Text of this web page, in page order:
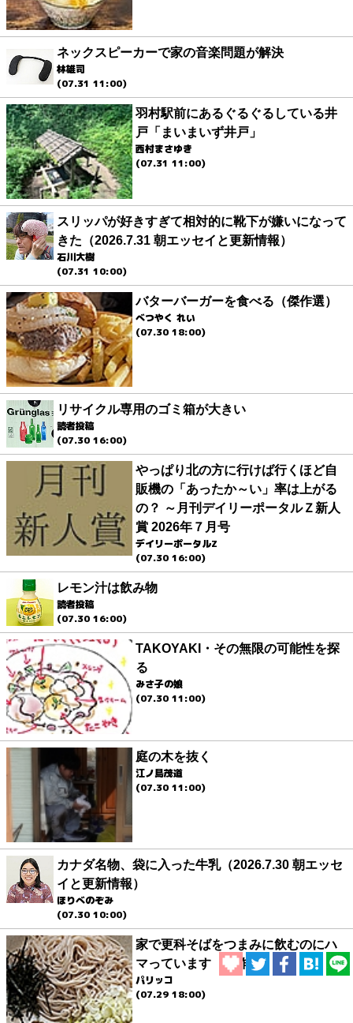
ネックスピーカーで家の音楽問題が解決
林雄司
(07.31 11:00)
羽村駅前にあるぐるぐるしている井
戸「まいまいず井戸」
西村まさゆき
(07.31 11:00)
スリッパが好きすぎて相対的に靴下が嫌いになって
きた（2026.7.31 朝エッセイと更新情報）
石川大樹
(07.31 10:00)
バターバーガーを食べる（傑作選）
べつやく れい
(07.30 18:00)
リサイクル専用のゴミ箱が大きい
読者投稿
(07.30 16:00)
やっぱり北の方に行けば行くほど自
販機の「あったか～い」率は上がる
の？ ～月刊デイリーポータルＺ新人
賞 2026年７月号
デイリーポータルZ
(07.30 16:00)
レモン汁は飲み物
読者投稿
(07.30 16:00)
TAKOYAKI・その無限の可能性を探
る
みさ子の娘
(07.30 11:00)
庭の木を抜く
江ノ島茂道
(07.30 11:00)
カナダ名物、袋に入った牛乳（2026.7.30 朝エッセ
イと更新情報）
ほりべのぞみ
(07.30 10:00)
家で更科そばをつまみに飲むのにハ
マっています（傑作選）
パリッコ
(07.29 18:00)